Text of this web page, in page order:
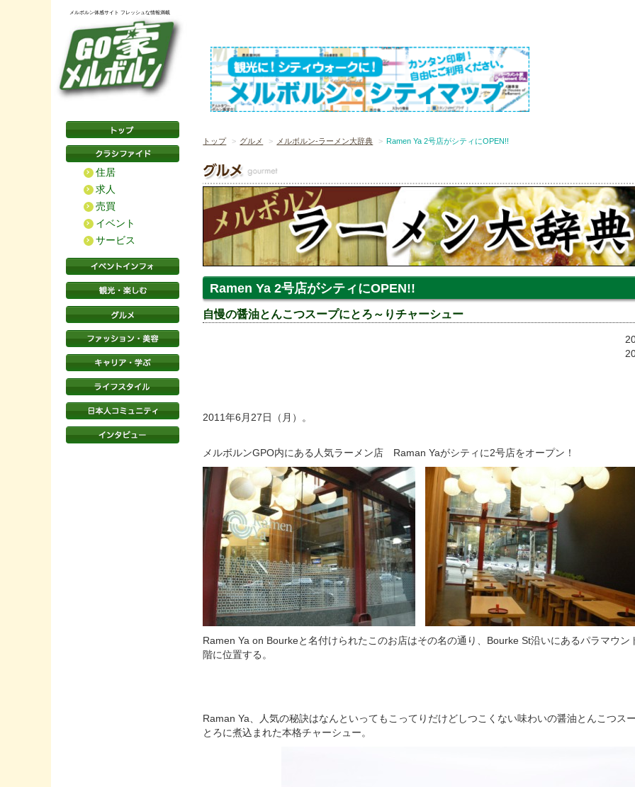
メルボルン体感サイト フレッシュな情報満載
住居
求人
売買
イベント
サービス
トップ グルメ メルボルン-ラーメン大辞典 Ramen Ya 2号店がシティにOPEN!!
Ramen Ya 2号店がシティにOPEN!!
自慢の醤油とんこつスープにとろ～りチャーシュー
2011年6月27日（月）。
メルボルンGPO内にある人気ラーメン店 Raman Yaがシティに2号店をオープン！
Ramen Ya on Bourkeと名付けられたこのお店はその名の通り、Bourke St沿いにあるパラマウン
階に位置する。
Raman Ya、人気の秘訣はなんといってもこってりだけどしつこくない味わいの醤油とんこつス
とろに煮込まれた本格チャーシュー。